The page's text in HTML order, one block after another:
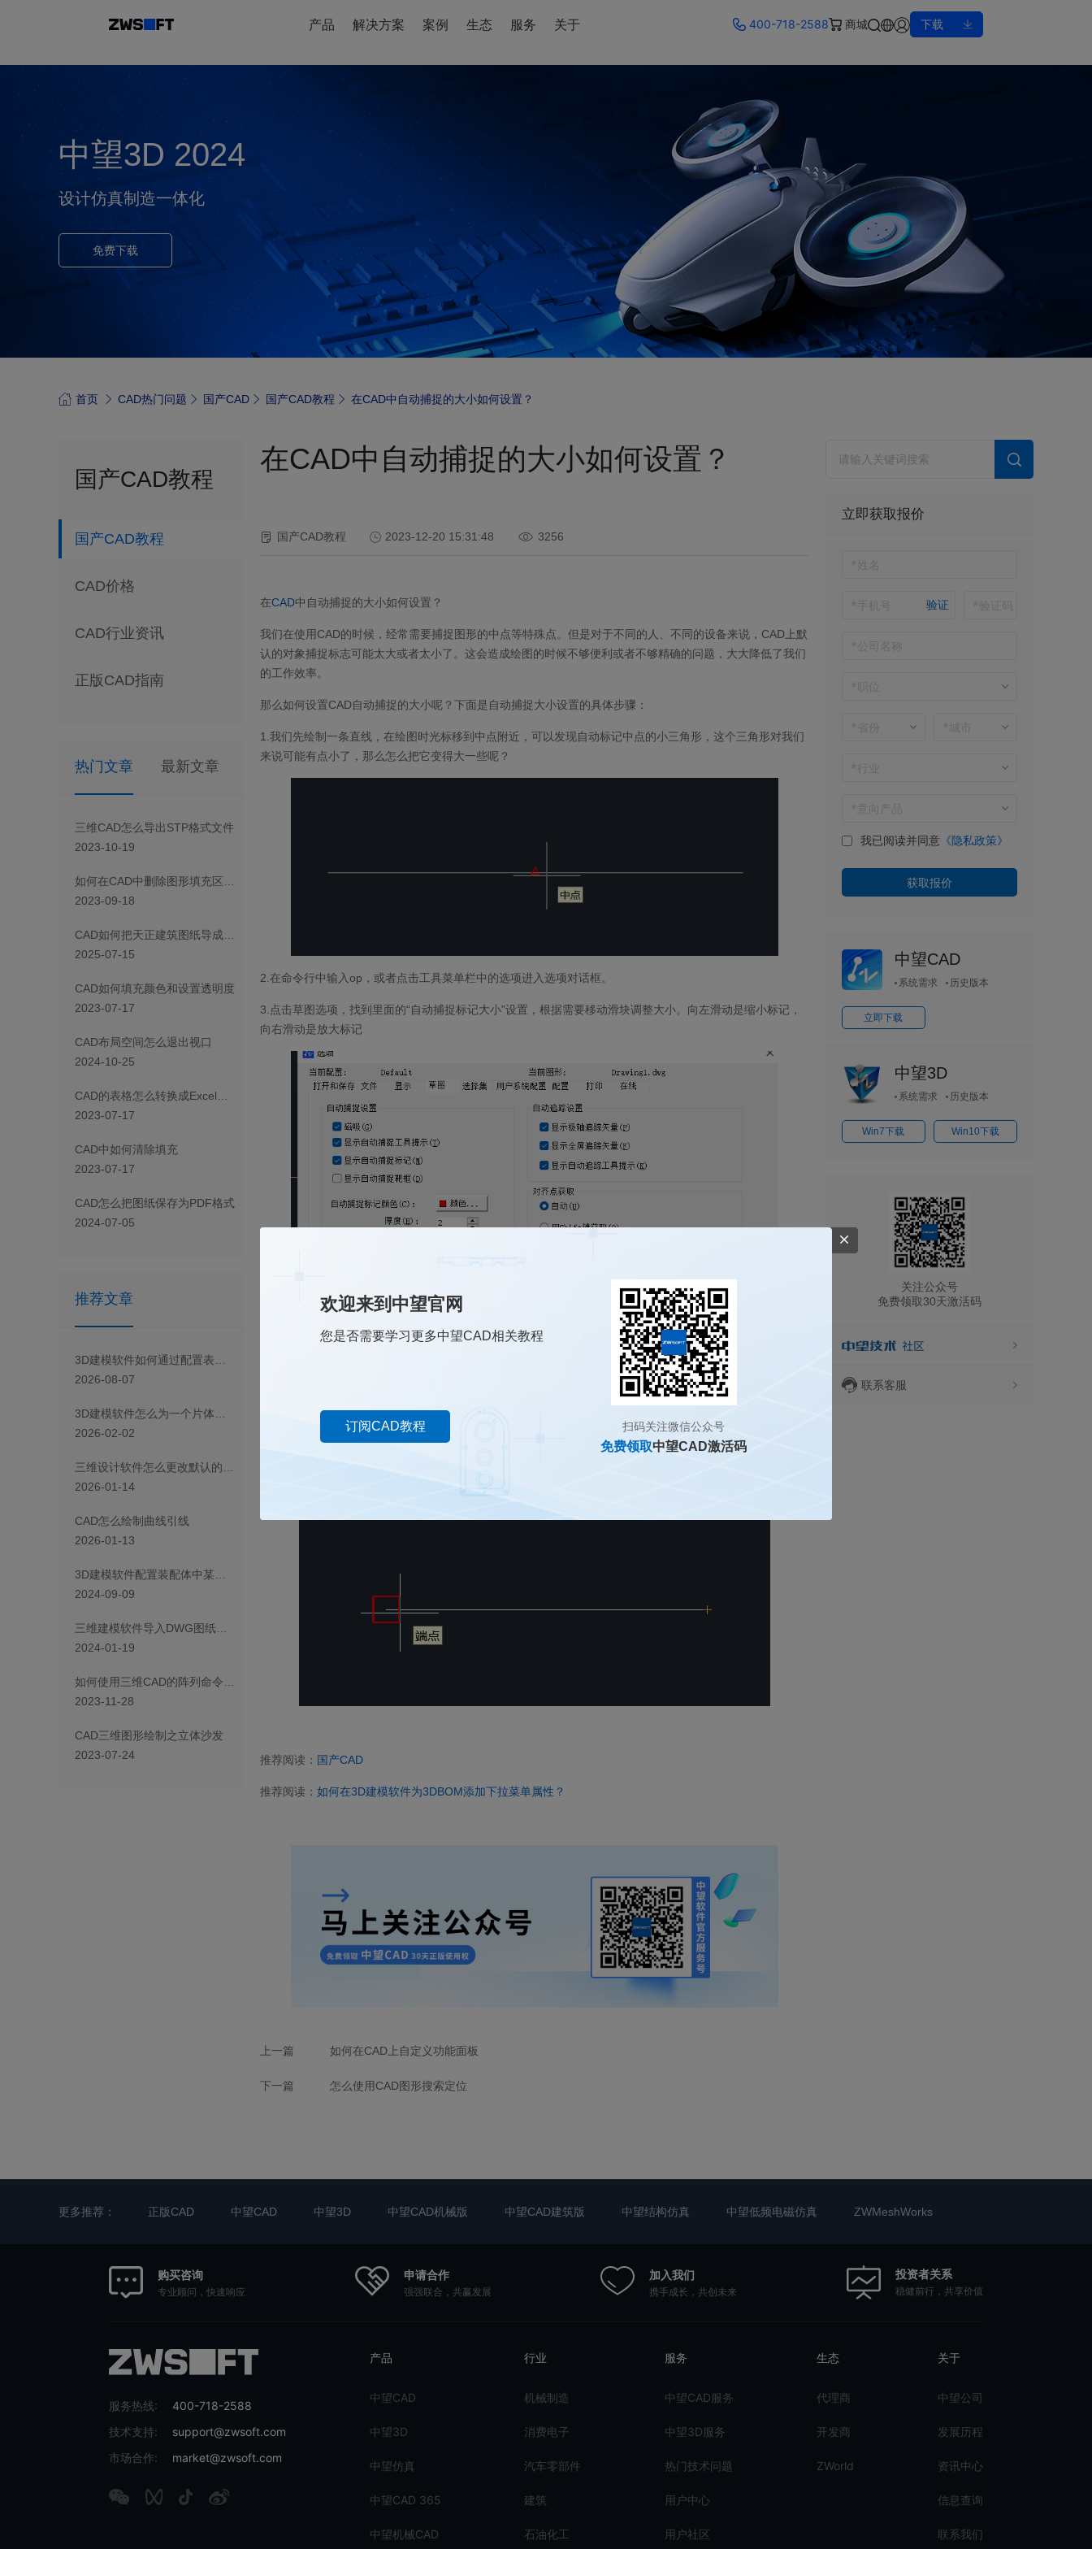
产品 解决方案 案例 生态 服务 关于 400-718-2588 商城 下载
中望3D 2024
设计仿真制造一体化
免费下载
首页 CAD热门问题 国产CAD 国产CAD教程 在CAD中自动捕捉的大小如何设置？
国产CAD教程
国产CAD教程
CAD价格
CAD行业资讯
正版CAD指南
热门文章 最新文章
三维CAD怎么导出STP格式文件
2023-10-19
如何在CAD中删除图形填充区域的一部分
2023-09-18
CAD如何把天正建筑图纸导成天正T3/T8/T9格式版本
2025-07-15
CAD如何填充颜色和设置透明度
2023-07-17
CAD布局空间怎么退出视口
2024-10-25
CAD 的表格怎么转换成Excel表格
2023-07-17
CAD 中如何清除填充
2023-07-17
CAD怎么把图纸保存为PDF格式
2024-07-05
推荐文章
3D建模软件如何通过配置表对特征或组件进行批量条件抑制？
2026-08-07
3D建模软件怎么为一个片体特征赋予特定的名称
2026-02-02
三维设计软件怎么更改默认的建模公差
2026-01-14
CAD怎么绘制曲线引线
2026-01-13
3D建模软件配置装配体中某些零件不在BOM表中显示的方法
2024-09-09
三维建模软件导入DWG图纸尺寸不是1:1怎么办？
2024-01-19
如何使用三维CAD的阵列命令进行基体特征的排除
2023-11-28
CAD三维图形绘制之立体沙发
2023-07-24
在CAD中自动捕捉的大小如何设置？
国产CAD教程 2023-12-20 15:31:48 3256
在CAD中自动捕捉的大小如何设置？
我们在使用CAD的时候，经常需要捕捉图形的中点等特殊点。但是对于不同的人、不同的设备来说，CAD上默
认的对象捕捉标志可能太大或者太小了。这会造成绘图的时候不够便利或者不够精确的问题，大大降低了我们
的工作效率。
那么如何设置CAD自动捕捉的大小呢？下面是自动捕捉大小设置的具体步骤：
1.我们先绘制一条直线，在绘图时光标移到中点附近，可以发现自动标记中点的小三角形，这个三角形对我们
来说可能有点小了，那么怎么把它变得大一些呢？
2.在命令行中输入op，或者点击工具菜单栏中的选项进入选项对话框。
3.点击草图选项，找到里面的“自动捕捉标记大小”设置，根据需要移动滑块调整大小。向左滑动是缩小标记，
向右滑动是放大标记
4.在调整到合适的大小时，这里我们选择放大，点击应用，然后再点击确定。
5.再次绘制时，我们捕捉中点看看，会发现它的标记比之前的大了。
以上就是能够帮助到大家设置CAD自动捕捉标记大小的方法与步骤，希望对大家有所帮助！
推荐阅读： 国产CAD
推荐阅读： 如何在3D建模软件为3DBOM添加下拉菜单属性？
上一篇 如何在CAD上自定义功能面板
下一篇 怎么使用CAD图形搜索定位
立即获取报价
验证
我已阅读并同意 《隐私政策》
中望CAD
系统需求 历史版本
立即下载
中望3D
系统需求 历史版本
Win7下载 Win10下载
关注公众号
免费领取30天激活码
联系客服
更多推荐： 正版CAD 中望CAD 中望3D 中望CAD机械版 中望CAD建筑版 中望结构仿真 中望低频电磁仿真 ZWMeshWorks
欢迎来到中望官网
您是否需要学习更多中望CAD相关教程
订阅CAD教程 扫码关注微信公众号
免费领取中望CAD激活码
购买咨询
专业顾问，快速响应
申请合作
强强联合，共赢发展
加入我们
携手成长，共创未来
投资者关系
稳健前行，共享价值
服务热线:
400-718-2588
技术支持:
support@zwsoft.com
市场合作:
market@zwsoft.com
产品
中望CAD
中望3D
中望仿真
中望CAD 365
中望机械CAD
行业
机械制造
消费电子
汽车零部件
建筑
石油化工
服务
中望CAD服务
中望3D服务
热门技术问题
用户中心
用户社区
生态
代理商
开发商
ZWorld
关于
中望公司
发展历程
资讯中心
信息查询
联系我们